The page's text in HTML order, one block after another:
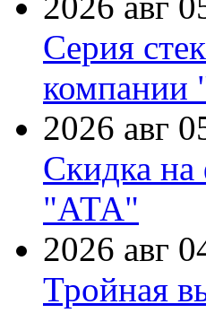
Серия
компании
2026 авг
Скидка
"АТА"
2026 авг
Тройная